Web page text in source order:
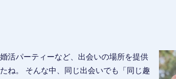
活パーティーなど、出会いの場所を提供
ね。 そんな中、同じ出会いでも「同じ趣